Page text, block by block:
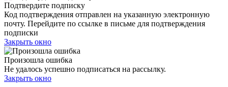
Подтвердите подписку
Код подтверждения отправлен на указанную электронную
почту. Перейдите по ссылке в письме для подтверждения
подписки
Закрыть окно
Произошла ошибка
Не удалось успешно подписаться на рассылку.
Закрыть окно